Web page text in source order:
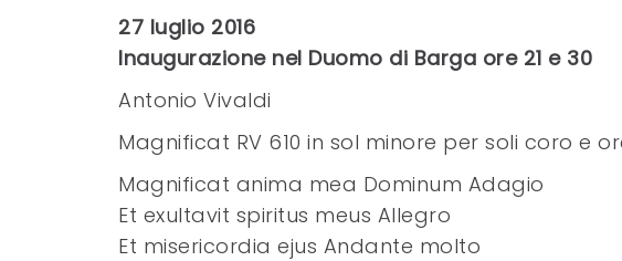
27 luglio 2016
Inaugurazione nel Duomo di Barga ore 21 e 30
Antonio Vivaldi
Magnificat RV 610 in sol minore per soli coro e
Magnificat anima mea Dominum Adagio
Et exultavit spiritus meus Allegro
Et misericordia ejus Andante molto